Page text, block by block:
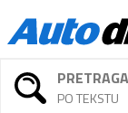
PRETRAGA
PO TEKSTU